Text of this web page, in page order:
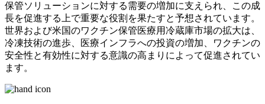
保管ソリューションに対する需要の増加に支えられ、この成
長を促進する上で重要な役割を果たすと予想されています。
世界および米国のワクチン保管医療用冷蔵庫市場の拡大は、
冷凍技術の進歩、医療インフラへの投資の増加、ワクチンの
安全性と有効性に対する意識の高まりによって促進されてい
ます。